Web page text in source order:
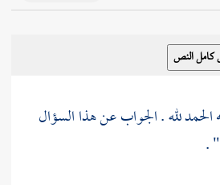
لله . الجواب عن هذا السؤال
.